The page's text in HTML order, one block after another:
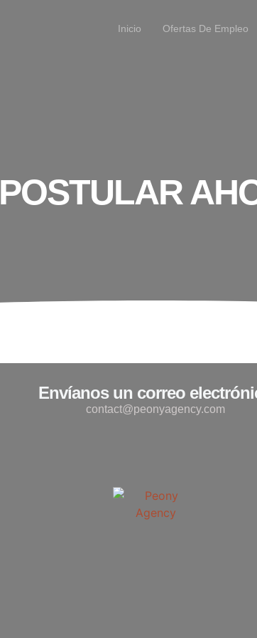
Inicio Ofertas De Empleo
POSTULAR
Envíanos un correo
contact@peonyagency.com